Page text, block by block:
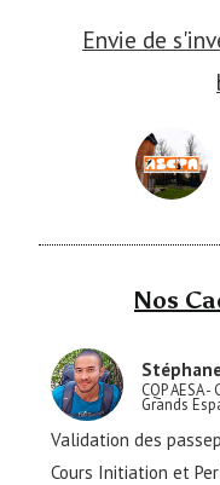
Envie de
Nos
CQP AESA
Grands
Validation des
Cours Initiation et